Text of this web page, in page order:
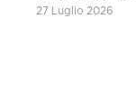
27 Luglio 2026